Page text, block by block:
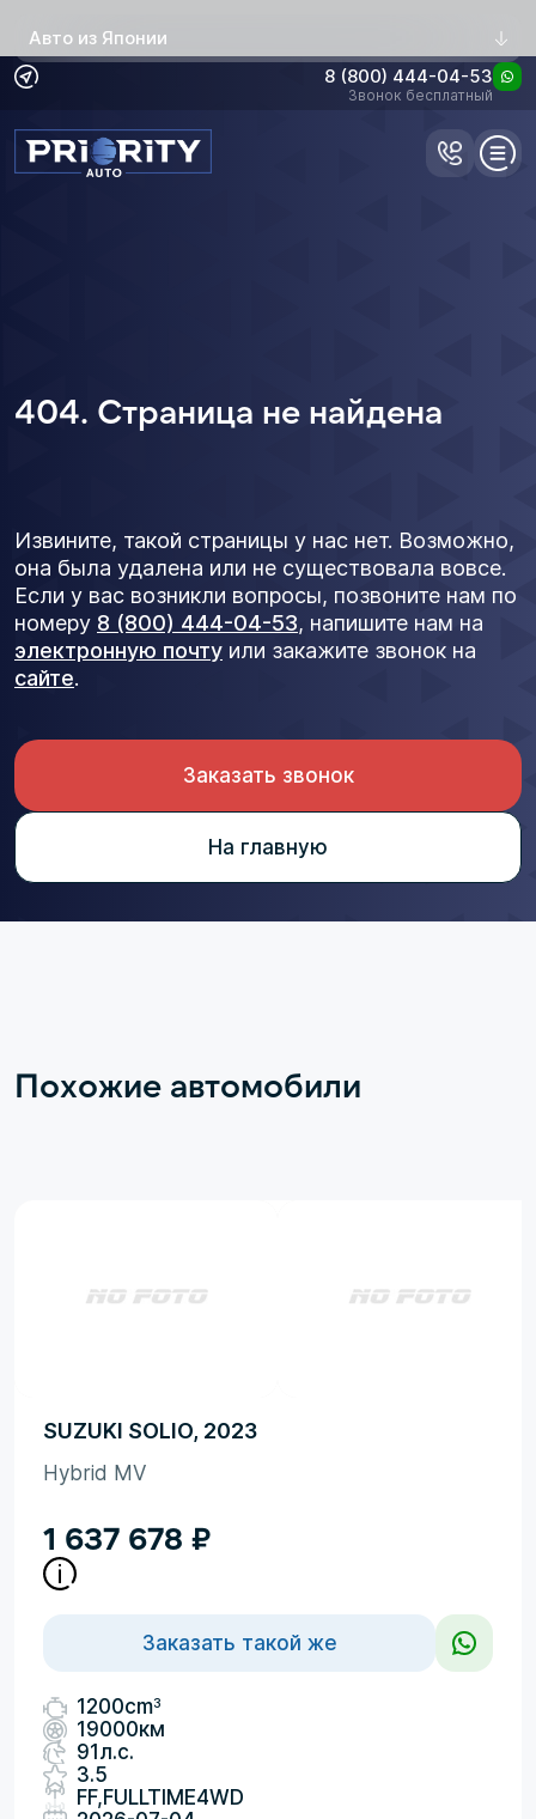
Авто из Японии
8 (800) 444-04-53
Звонок бесплатный
404. Страница не найдена
Извините, такой страницы у нас нет. Возможно,
она была удалена или не существовала вовсе.
Если у вас возникли вопросы, позвоните нам по
номеру 8 (800) 444-04-53, напишите нам на
электронную почту или закажите звонок на
сайте.
Заказать звонок
На главную
Похожие автомобили
SUZUKI SOLIO, 2023
Hybrid MV
1 637 678 ₽
Заказать такой же
1200cm3
19000км
91л.с.
3.5
FF,FULLTIME4WD